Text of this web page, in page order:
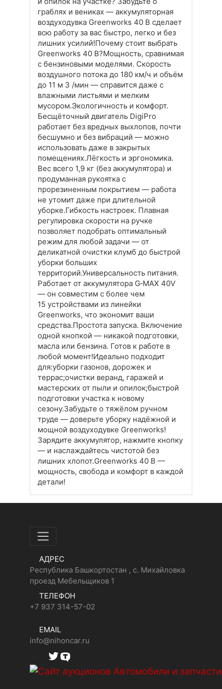
граблях и вениках — аккумуляторная
воздуходувка Greenworks 40 В сделает
всю работу за вас быстро, легко и без
лишних усилий!Почему стоит выбрать
Greenworks 40 В?Мощность, сравнимая
с бензиновыми моделями. Скорость
воздушного потока до 180 км/ч и объём
до 11 м 3 /мин — справится даже с
влажными листьями и мелким
мусором.Экологичность и комфорт.
Бесщёточный двигатель DigiPro
работает без вредных выхлопов, почти
бесшумно и без вибраций — можно
использовать даже в закрытых
помещениях.Лёгкость и эргономика.
Вес всего 1,9 кг (без аккумулятора) и
продуманная рукоятка с
прорезиненным покрытием — работа
не утомит даже при длительной
уборке.Гибкость настроек. Плавная
регулировка скорости на ручке
позволяет подобрать оптимальный
режим для любой задачи — от
деликатной очистки клумб до быстрой
уборки больших
территорий.Универсальность питания.
Работает от аккумулятора G‑MAX 40V
— он совместим с более чем
15 устройствами из линейки
Greenworks, что экономит ваши
средства.Простота запуска. Включение
одной кнопкой — никакой подготовки,
масла или бензина. Готов к работе в
любой момент!Идеально подходит
для:уборки газонов, дорожек и
террас;очистки веранд, гаражей и
мастерских от пыли и опилок;быстрой
подготовки участка к новому
сезону.Забудьте о тяжёлом ручном
труде — доверьте уборку надёжной и
мощной воздуходувке Greenworks!
Зарядите аккумулятор, нажмите кнопку
— и наслаждайтесь чистотой без
лишних хлопот.Greenworks 40 В —
мощность, свобода и комфорт в каждой
детали!
АДРЕС
Республика Башкортостан , с. Михайловка
проезд Мебельщиков 1
ТЕЛЕФОН
+7 937 314-57-02
EMAIL
info@nihoncar.ru